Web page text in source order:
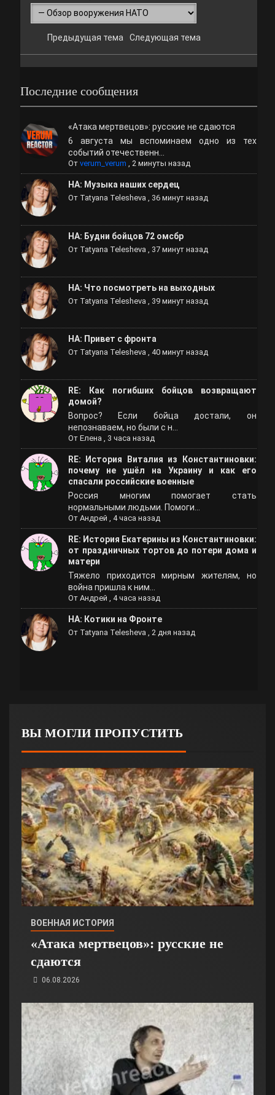
Предыдущая тема Следующая тема
Последние сообщения
«Атака мертвецов»: русские не сдаются
6 августа мы вспоминаем одно из тех
событий отечественн...
От verum_verum , 2 минуты назад
НА: Музыка наших сердец
От Tatyana Telesheva , 36 минут назад
НА: Будни бойцов 72 омсбр
От Tatyana Telesheva 37 минут назад
НА: Что посмотреть на выходных
От Tatyana Telesheva 39 минут назад
НА: Привет с фронта
От Tatyana Telesheva , 40 минут назад
RE: Как погибших бойцов возвращают
домой?
Вопрос? Если бойца достали, он
непознаваем, но были с н...
От Елена , 3 часа назад
RE: История Виталия из Константиновки:
почему не ушёл на Украину и как его
спасали российские военные
Россия многим помогает стать
нормальными людьми. Помоги...
От Андрей , 4 часа назад
RE: История Екатерины из Константиновки:
от праздничных тортов до потери дома и
матери
Тяжело приходится мирным жителям, но
война пришла к ним...
От Андрей , 4 часа назад
НА: Котики на Фронте
От Tatyana Telesheva , 2 дня назад
ВЫ МОГЛИ ПРОПУСТИТЬ
ВОЕННАЯ ИСТОРИЯ
«Атака мертвецов»: русские не
сдаются
06.08.2026